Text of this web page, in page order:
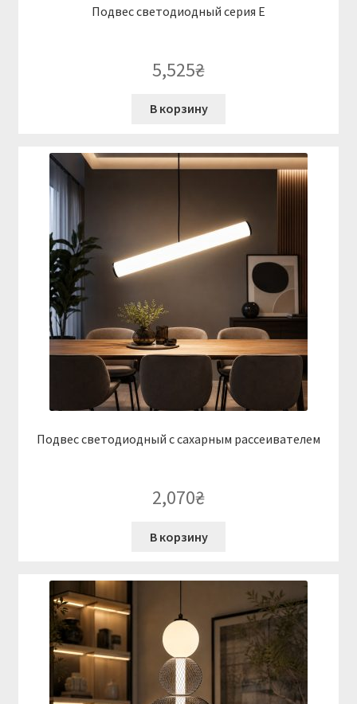
Подвес светодиодный серия E
5,525₴
В корзину
Подвес светодиодный с сахарным рассеивателем
2,070₴
В корзину